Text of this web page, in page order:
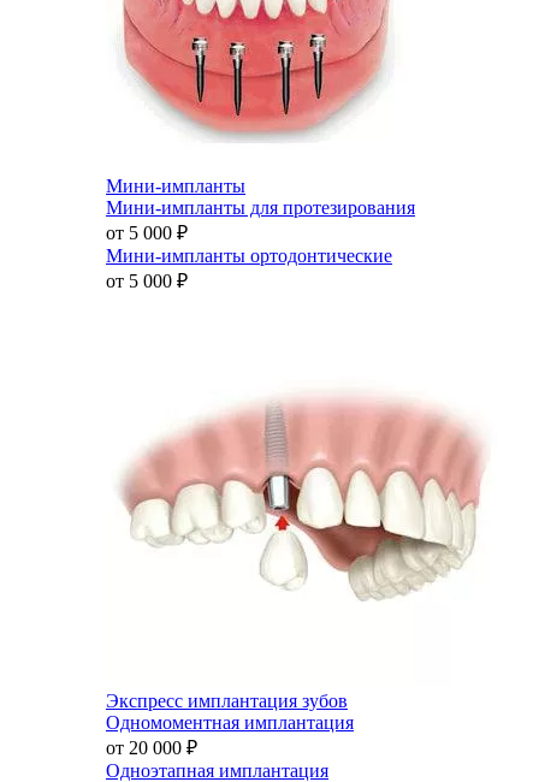
Мини-импланты
Мини-импланты для протезирования
от 5 000 ₽
Мини-импланты ортодонтические
от 5 000 ₽
Экспресс имплантация зубов
Одномоментная имплантация
от 20 000 ₽
Одноэтапная имплантация